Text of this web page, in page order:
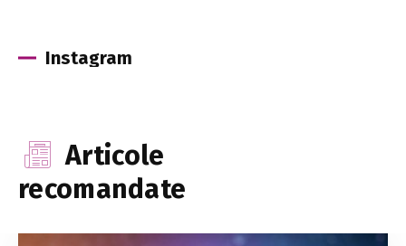
Instagram
Articole
recomandate